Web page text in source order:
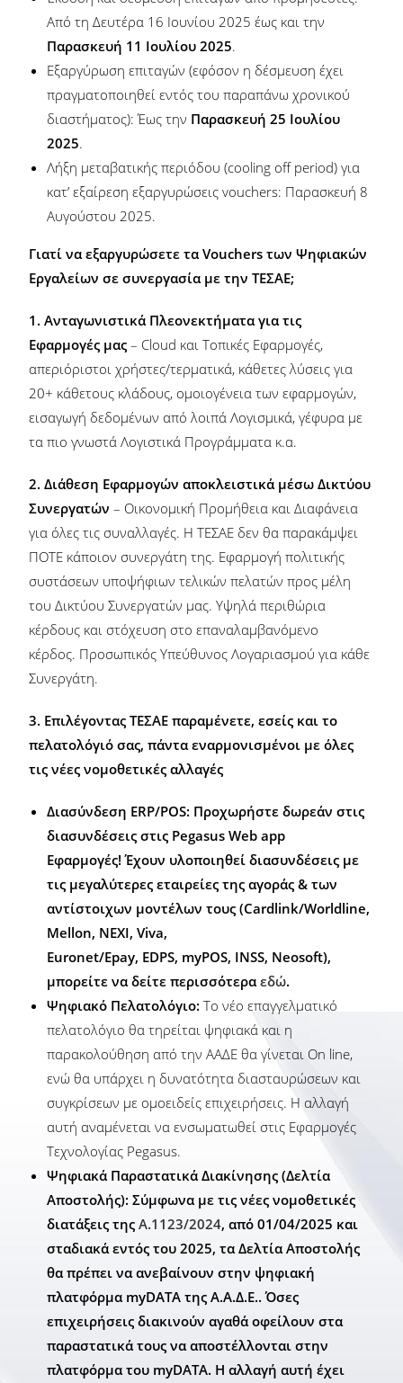
Από τη Δευτέρα 16 Ιουνίου 2025 έως και την
Παρασκευή 11 Ιουλίου 2025.
Εξαργύρωση επιταγών (εφόσον η δέσμευση έχει
πραγματοποιηθεί εντός του παραπάνω χρονικού
διαστήματος): Έως την Παρασκευή 25 Ιουλίου
2025.
Λήξη μεταβατικής περιόδου (cooling off period) για
κατ’ εξαίρεση εξαργυρώσεις vouchers: Παρασκευή 8
Αυγούστου 2025.
Γιατί να εξαργυρώσετε τα Vouchers των Ψηφιακών
Εργαλείων σε συνεργασία με την ΤΕΣΑΕ;
1.Ανταγωνιστικά Πλεονεκτήματα για τις
Εφαρμογές μας – Cloud και Τοπικές Εφαρμογές,
απεριόριστοι χρήστες/τερματικά, κάθετες λύσεις για
20+ κάθετους κλάδους, ομοιογένεια των εφαρμογών,
εισαγωγή δεδομένων από λοιπά Λογισμικά, γέφυρα με
τα πιο γνωστά Λογιστικά Προγράμματα κ.α.
2.Διάθεση Εφαρμογών αποκλειστικά μέσω Δικτύου
Συνεργατών– Οικονομική Προμήθεια και Διαφάνεια
για όλες τις συναλλαγές. Η ΤΕΣΑΕ δεν θα παρακάμψει
ΠΟΤΕ κάποιον συνεργάτη της. Εφαρμογή πολιτικής
συστάσεων υποψήφιων τελικών πελατών προς μέλη
του Δικτύου Συνεργατών μας. Υψηλά περιθώρια
κέρδους και στόχευση στο επαναλαμβανόμενο
κέρδος. Προσωπικός Υπεύθυνος Λογαριασμού για κάθε
Συνεργάτη.
3. Επιλέγοντας ΤΕΣΑΕ παραμένετε, εσείς και το
πελατολόγιό σας, πάντα εναρμονισμένοι με όλες
τις νέες νομοθετικές αλλαγές
Διασύνδεση ERP/POS: Προχωρήστε δωρεάν στις
διασυνδέσεις στις Pegasus Web app
Εφαρμογές! Έχουν υλοποιηθεί διασυνδέσεις με
τις μεγαλύτερες εταιρείες της αγοράς & των
αντίστοιχων μοντέλων τους (Cardlink/Worldline,
Mellon, NEXI, Viva,
Euronet/Epay, EDPS, myPOS, INSS, Neosoft),
μπορείτε να δείτε περισσότεραεδώ.
Ψηφιακό Πελατολόγιο:Το νέο επαγγελματικό
πελατολόγιο θα τηρείται ψηφιακά και η
παρακολούθηση από την ΑΑΔΕ θα γίνεται Οn line,
ενώ θα υπάρχει η δυνατότητα διασταυρώσεων και
συγκρίσεων με ομοειδείς επιχειρήσεις. Η αλλαγή
αυτή αναμένεται να ενσωματωθεί στις Εφαρμογές
Τεχνολογίας Pegasus.
Ψηφιακά Παραστατικά Διακίνησης (Δελτία
Αποστολής): Σύμφωνα με τις νέες νομοθετικές
διατάξεις τηςΑ.1123/2024, από01/04/2025 και
σταδιακά εντός του 2025, τα Δελτία Αποστολής
θα πρέπει να ανεβαίνουν στην ψηφιακή
πλατφόρμα myDAΤA της Α.Α.Δ.Ε.. Όσες
επιχειρήσειςδιακινούν αγαθάοφείλουν στα
παραστατικά τους να αποστέλλονται στην
πλατφόρμα του myDAΤA. Η αλλαγή αυτή έχει